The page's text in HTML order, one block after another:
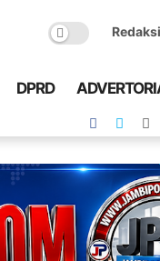
Redaksi
DPRD